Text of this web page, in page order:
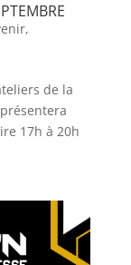
,
de la
17h à 20h